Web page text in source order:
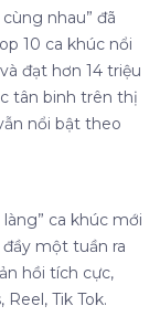
nhau” đã
10 ca khúc nổi
đạt hơn 14 triệu
tân binh trên thị
nổi bật theo
ca khúc mới
một tuần ra
hồi tích cực,
Tik Tok.